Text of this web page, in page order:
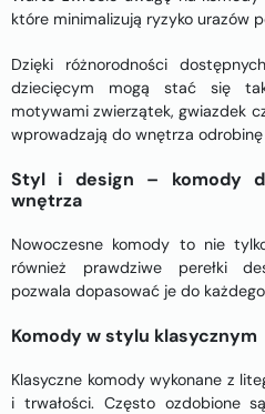
które minimalizują ryzyko urazów
Dzięki różnorodności
dziecięcym mogą stać się
motywami zwierzątek, gwiazdek
wprowadzają do wnętrza
Styl i design – komody
wnętrza
Nowoczesne komody to nie
również prawdziwe perełki
pozwala dopasować je do
Komody w stylu klasycznym
Klasyczne komody wykonane z
i trwałości. Często ozdobione